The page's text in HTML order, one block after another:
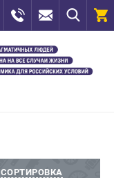
СОРТИРОВКА